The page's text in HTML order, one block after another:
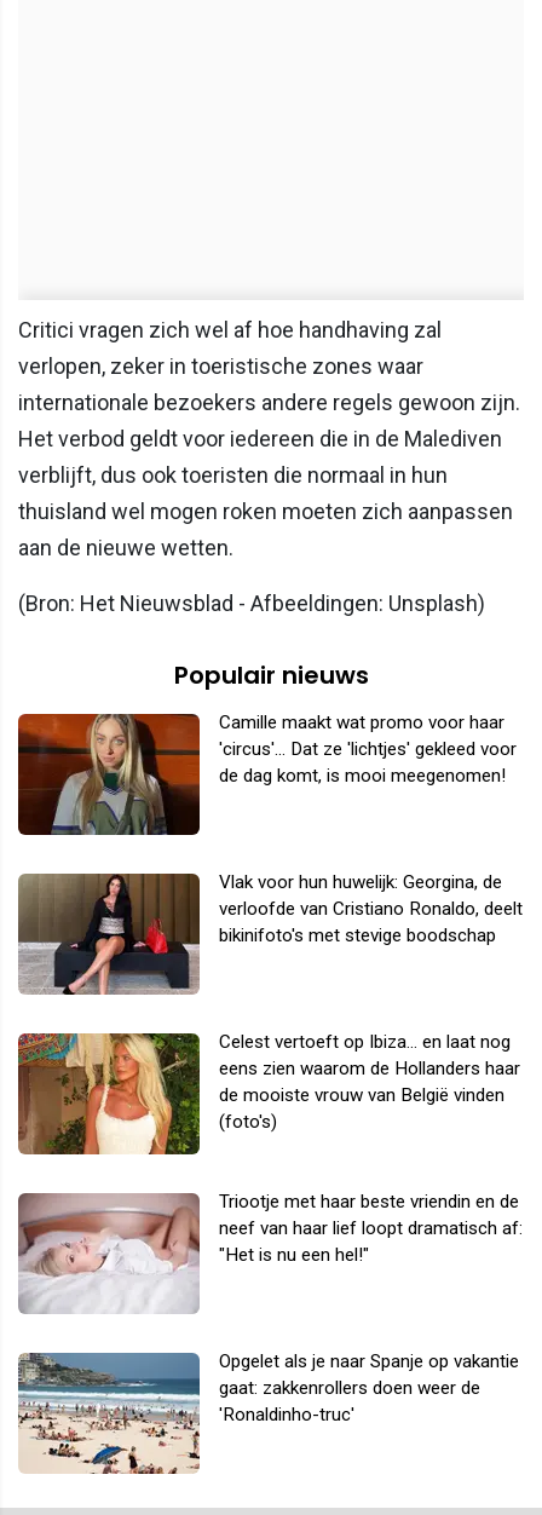
Critici vragen zich wel af hoe handhaving zal
verlopen, zeker in toeristische zones waar
internationale bezoekers andere regels gewoon zijn.
Het verbod geldt voor iedereen die in de Malediven
verblijft, dus ook toeristen die normaal in hun
thuisland wel mogen roken moeten zich aanpassen
aan de nieuwe wetten.
(Bron: Het Nieuwsblad - Afbeeldingen: Unsplash)
Populair nieuws
Camille maakt wat promo voor haar
'circus'... Dat ze 'lichtjes' gekleed voor
de dag komt, is mooi meegenomen!
Vlak voor hun huwelijk: Georgina, de
verloofde van Cristiano Ronaldo, deelt
bikinifoto's met stevige boodschap
Celest vertoeft op Ibiza... en laat nog
eens zien waarom de Hollanders haar
de mooiste vrouw van België vinden
(foto's)
Triootje met haar beste vriendin en de
neef van haar lief loopt dramatisch af:
"Het is nu een hel!"
Opgelet als je naar Spanje op vakantie
gaat: zakkenrollers doen weer de
'Ronaldinho-truc'